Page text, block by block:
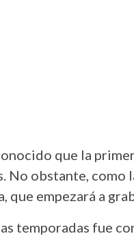
que la
No obstante, como
que empezará a
temporadas fue